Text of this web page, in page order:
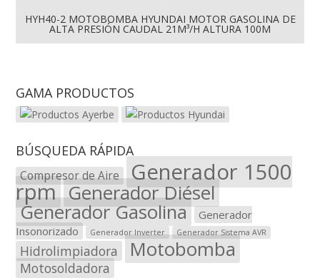
HYH40-2 MOTOBOMBA HYUNDAI MOTOR GASOLINA DE
ALTA PRESIÓN CAUDAL 21M³/H ALTURA 100M
GAMA PRODUCTOS
BÚSQUEDA RÁPIDA
Compresor de Aire Generador 1500
rpm Generador Diésel
Generador Gasolina
Generador
Insonorizado
Generador Inverter Generador Sistema AVR
Hidrolimpiadora Motobomba
Motosoldadora